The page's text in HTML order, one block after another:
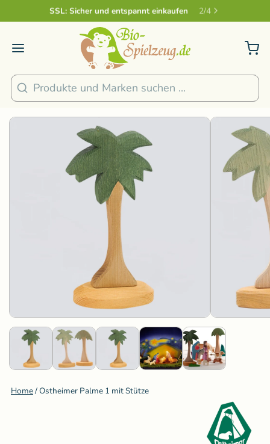
Sicher und nachhaltig Bezahlen 4
Suchen
Home/Ostheimer Palme 1 mit Stütze
1/5